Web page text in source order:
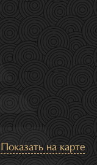
Показать на карте